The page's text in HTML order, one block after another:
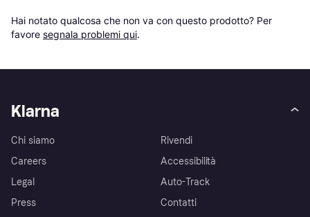
Hai notato qualcosa che non va con questo prodotto? Per
favore segnala problemi qui.
Klarna
Chi siamo
Careers
Legal
Press
Rivendi
Accessibilità
Auto-Track
Contatti